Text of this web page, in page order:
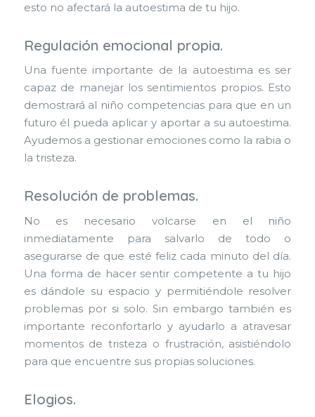
esto no afectará la autoestima de tu hijo.
Regulación emocional propia.
Una fuente importante de la autoestima es ser
capaz de manejar los sentimientos propios. Esto
demostrará al niño competencias para que en un
futuro él pueda aplicar y aportar a su autoestima.
Ayudemos a gestionar emociones como la rabia o
la tristeza.
Resolución de problemas.
No es necesario volcarse en el niño
inmediatamente para salvarlo de todo o
asegurarse de que esté feliz cada minuto del día.
Una forma de hacer sentir competente a tu hijo
es dándole su espacio y permitiéndole resolver
problemas por si solo. Sin embargo también es
importante reconfortarlo y ayudarlo a atravesar
momentos de tristeza o frustración, asistiéndolo
para que encuentre sus propias soluciones.
Elogios.